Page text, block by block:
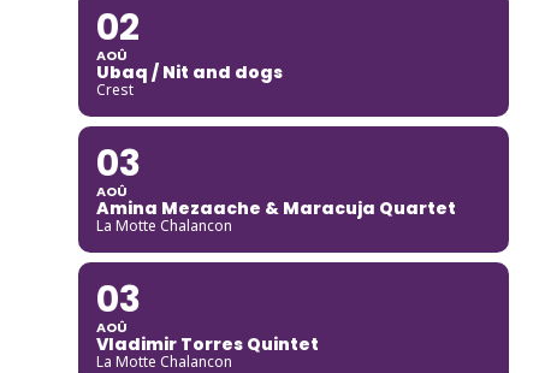
02
AOÛ
Ubaq / Nit and dogs
Crest
03
AOÛ
Amina Mezaache & Maracuja Quartet
La Motte Chalancon
03
AOÛ
Vladimir Torres Quintet
La Motte Chalancon